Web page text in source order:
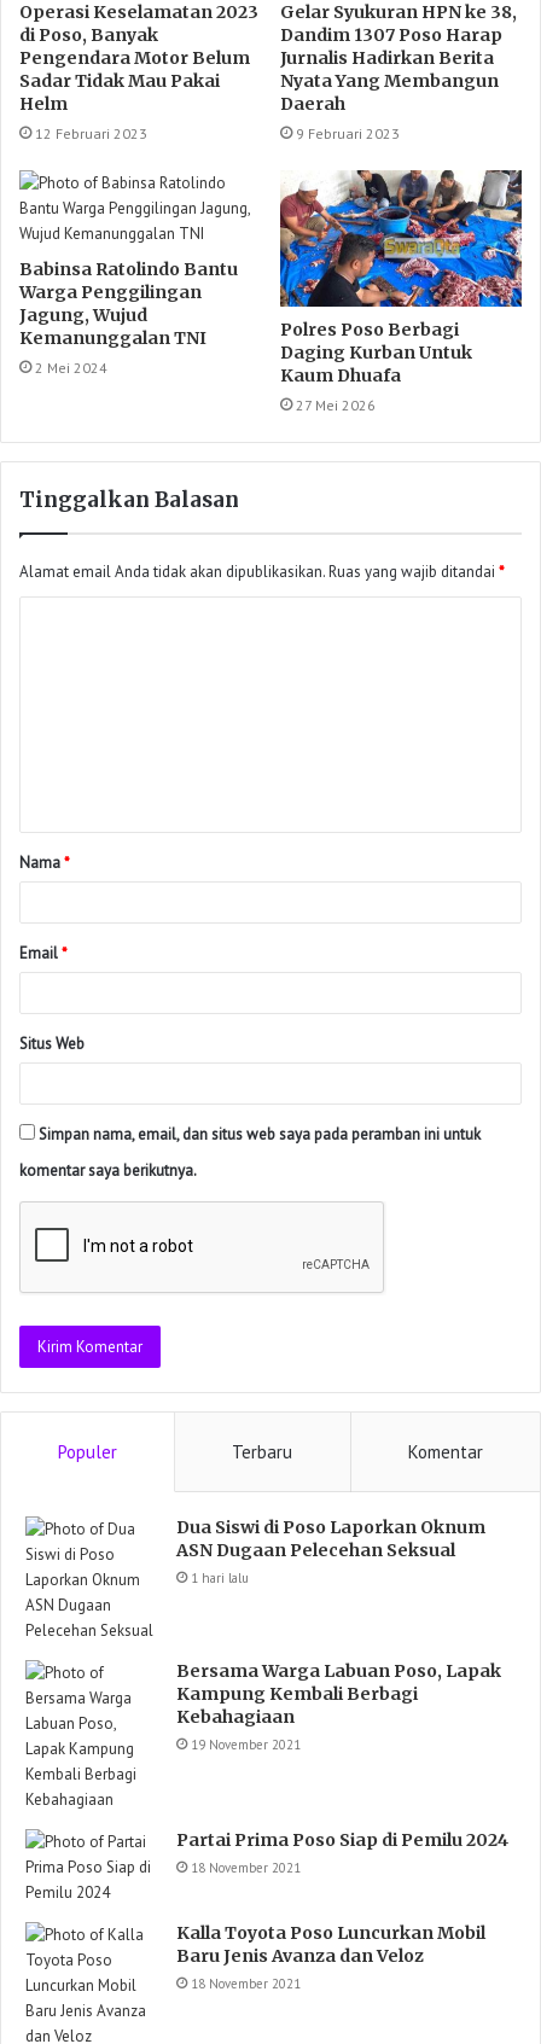
Operasi Keselamatan 2023
di Poso, Banyak
Pengendara Motor Belum
Sadar Tidak Mau Pakai
Helm
12 Februari 2023
Gelar Syukuran HPN ke 38,
Dandim 1307 Poso Harap
Jurnalis Hadirkan Berita
Nyata Yang Membangun
Daerah
9 Februari 2023
Babinsa Ratolindo Bantu
Warga Penggilingan
Jagung, Wujud
Kemanunggalan TNI
2 Mei 2024
Polres Poso Berbagi
Daging Kurban Untuk
Kaum Dhuafa
27 Mei 2026
Tinggalkan Balasan
Alamat email Anda tidak akan dipublikasikan.Ruas yang wajib ditandai *
Nama*
Email*
Situs Web
Simpan nama, email, dan situs web saya pada peramban ini untuk
komentar saya berikutnya.
Populer Terbaru Komentar
Dua Siswi di Poso Laporkan Oknum
ASN Dugaan Pelecehan Seksual
1 hari lalu
Bersama Warga Labuan Poso, Lapak
Kampung Kembali Berbagi
Kebahagiaan
19 November 2021
Partai Prima Poso Siap di Pemilu 2024
18 November 2021
Kalla Toyota Poso Luncurkan Mobil
Baru Jenis Avanza dan Veloz
18 November 2021